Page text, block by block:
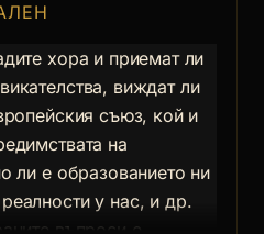
хора и приемат ли
виждат ли
съюз, кой и
на
ли е образованието ни
у нас, и др.